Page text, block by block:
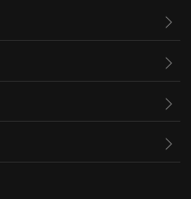
10.00-18.00